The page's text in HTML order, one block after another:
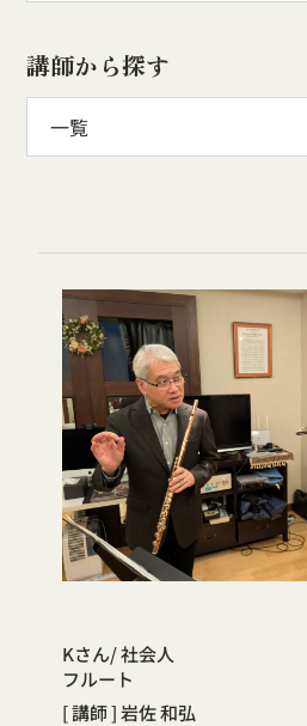
講師から探す
Kさん 社会人
フルート
[ 講師 ] 岩佐 和弘